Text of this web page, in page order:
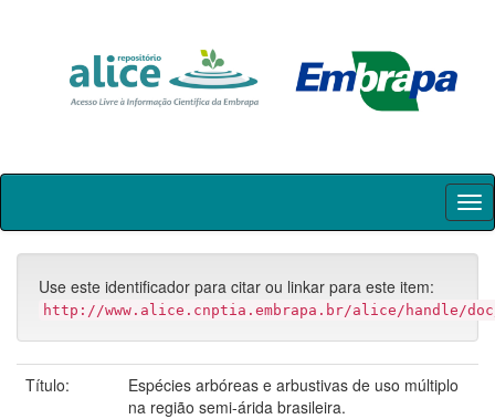
Skip
Use este identificador para citar ou linkar para este item:
http://www.alice.cnptia.embrapa.br/alice/handle/
Título:
Espécies arbóreas e arbustivas de uso múltiplo
na região semi-árida brasileira.